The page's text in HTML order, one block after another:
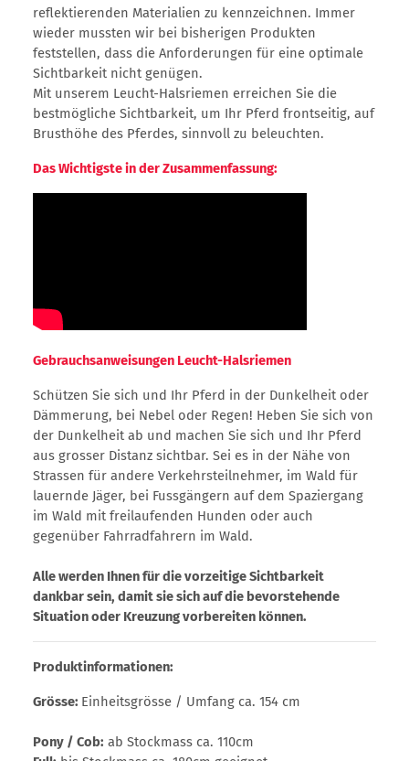
reflektierenden Materialien zu kennzeichnen. Immer
wieder mussten wir bei bisherigen Produkten
feststellen, dass die Anforderungen für eine optimale
Sichtbarkeit nicht genügen.
Mit unserem Leucht-Halsriemen erreichen Sie die
bestmögliche Sichtbarkeit, um Ihr Pferd frontseitig, auf
Brusthöhe des Pferdes, sinnvoll zu beleuchten.
Das Wichtigste in der Zusammenfassung:
Gebrauchsanweisungen Leucht-Halsriemen
Schützen Sie sich und Ihr Pferd in der Dunkelheit oder
Dämmerung, bei Nebel oder Regen! Heben Sie sich von
der Dunkelheit ab und machen Sie sich und Ihr Pferd
aus grosser Distanz sichtbar. Sei es in der Nähe von
Strassen für andere Verkehrsteilnehmer, im Wald für
lauernde Jäger, bei Fussgängern auf dem Spaziergang
im Wald mit freilaufenden Hunden oder auch
gegenüber Fahrradfahrern im Wald.
Alle werden Ihnen für die vorzeitige Sichtbarkeit
dankbar sein, damit sie sich auf die bevorstehende
Situation oder Kreuzung vorbereiten können.
Produktinformationen:
Grösse: Einheitsgrösse / Umfang ca. 154 cm
Pony / Cob: ab Stockmass ca. 110cm